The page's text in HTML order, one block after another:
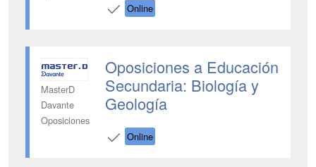
Online
MasterD
Davante
Oposiciones
Oposiciones a Educación
Secundaria: Biología y
Geología
Online